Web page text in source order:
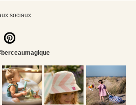
sociaux